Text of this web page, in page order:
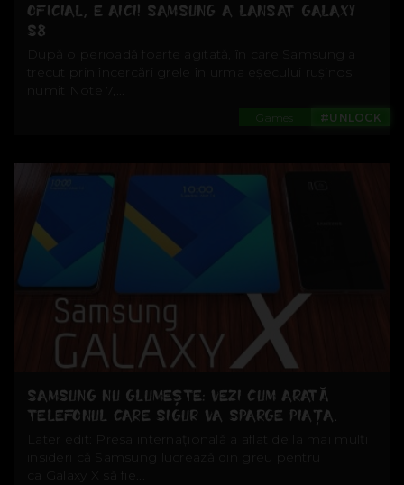
OFICIAL, E AICI! SAMSUNG A LANSAT GALAXY
S8
După o perioadă foarte agitată, în care Samsung a
trecut prin încercări grele în urma eșecului rușinos
numit Note 7,...
#UNLOCK
Games
SAMSUNG NU GLUMEȘTE: VEZI CUM ARATĂ
TELEFONUL CARE SIGUR VA SPARGE PIAȚA.
Later edit: Presa internațională a aflat de la mai mulți
insideri că Samsung lucrează din greu pentru
ca Galaxy X să fie...